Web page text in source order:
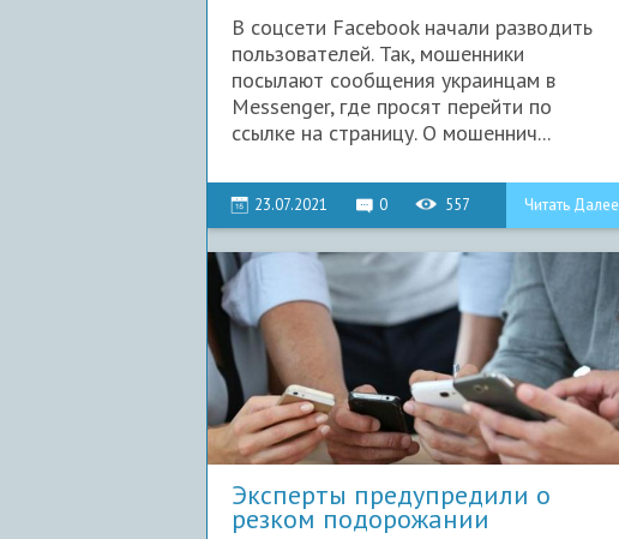
В соцсети Facebook начали разводить
пользователей. Так, мошенники
посылают сообщения украинцам в
Messenger, где просят перейти по
ссылке на страницу. О мошеннич...
23.07.2021 0 557 Читать Далее
Эксперты предупредили о
резком подорожании